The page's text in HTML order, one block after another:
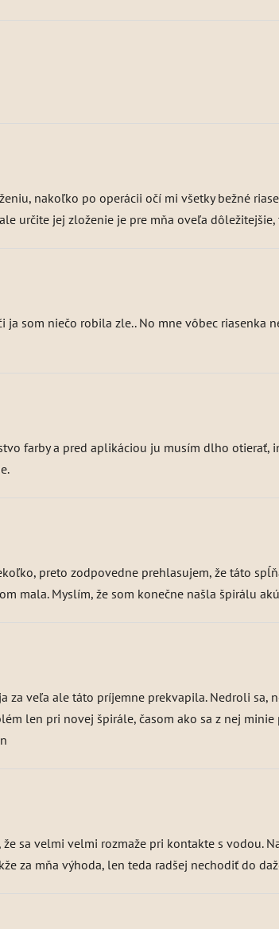
nakoľko po operácii očí mi všetky bežné
určite jej zloženie je pre mňa oveľa
ja som niečo robila zle.. No mne vôbec riasenka
farby a pred aplikáciou ju musím dlho
preto zodpovedne prehlasujem, že táto
mala. Myslím, že som konečne našla špirálu
za veľa ale táto príjemne prekvapila. Nedroli sa,
len pri novej špirále, časom ako sa z nej
že sa velmi velmi rozmaže pri kontakte s vodou.
za mňa výhoda, len teda radšej nechodiť do